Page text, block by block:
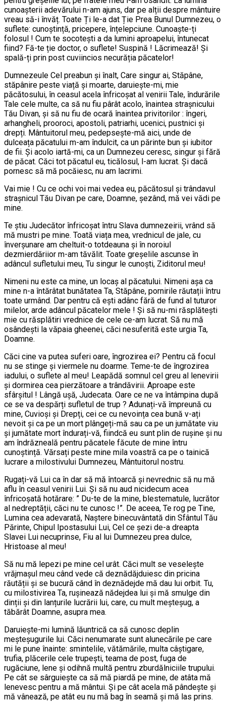
cunoașterii adevărului n-am ajuns, dar pe alții despre mântuire
vreau să-i învăț. Toate Ți le-a dat Ție Prea Bunul Dumnezeu, o
suflete: cunoștință, pricepere, înțelepciune. Cunoaște-ți
folosul ! Cum te socotești a da lumini aproapelui, întunecat
fiind? Fă-te ție doctor, o suflete! Suspină ! Lăcrimează! Și
spală-ți prin post cuviincios necurăția păcatelor!
Dumnezeule Cel preabun și înalt, Care singur ai, Stăpâne,
stăpânire peste viață și moarte, daruiește-mi, mie
păcătosului, în ceasul acela înfricoșat al venirii Tale, îndurările
Tale cele multe, ca să nu fiu pârât acolo, înaintea strașnicului
Tău Divan, și să nu fiu de ocară înaintea privitorilor : îngeri,
arhangheli, prooroci, apostoli, patriarhi, ucenici, pustnici și
drepți. Mântuitorul meu, pedepsește-mă aici, unde de
dulceața păcatului m-am îndulcit, ca un părinte bun și iubitor
de fii. Și acolo iartă-mi, ca un Dumnezeu ceresc, singur și fără
de păcat. Căci tot păcatul eu, ticălosul, l-am lucrat. Și dacă
pornesc să mă pocăiesc, nu am lacrimi.
Vai mie ! Cu ce ochi voi mai vedea eu, păcătosul și trândavul
strașnicul Tău Divan pe care, Doamne, șezând, mă vei vădi pe
mine.
Te știu Judecător înfricoșat întru Slava dumnezeirii, vrând să
mă mustri pe mine. Toată viața mea, vrednicul de jale, cu
înverșunare am cheltuit-o totdeauna și în noroiul
dezmierdăriior m-am tăvălit. Toate greșelile ascunse în
adâncul sufletului meu, Tu singur le cunoști, Ziditorul meu!
Nimeni nu este ca mine, un locaș al păcatului. Nimeni așa ca
mine n-a întărâtat bunătatea Ta, Stăpâne, pornirile răutații întru
toate urmând. Dar pentru că ești adânc fără de fund al tuturor
milelor, arde adâncul păcatelor mele ! Și să nu-mi răsplătești
mie cu răsplătiri vrednice de cele ce-am lucrat. Să nu mă
osândești la văpaia gheenei, căci nesuferită este urgia Ta,
Doamne.
Căci cine va putea suferi oare, îngrozirea ei? Pentru că focul
nu se stinge și viermele nu doarme. Teme-te de îngrozirea
iadului, o suflete al meu! Leapădă somnul cel greu al lenevirii
și dormirea cea pierzătoare a trândăvirii. Aproape este
sfârșitul ! Lângă ușă, Judecata. Oare ce ne va întâmpina după
ce se va despărți sufletul de trup ? Adunați-vă împreună cu
mine, Cuvioși și Drepți, cei ce cu nevoința cea bună v-ați
nevoit și ca pe un mort plângeți-mă sau ca pe un jumătate viu
și jumătate mort îndurați-vă, fiindcă eu sunt plin de rușine și nu
am îndrăzneală pentru păcatele făcute de mine întru
cunoștință. Vărsați peste mine mila voastră ca pe o tainică
lucrare a milostivului Dumnezeu, Mântuitorul nostru.
Rugați-vă Lui ca în dar să mă întoarcă și nevrednic să nu mă
aflu în ceasul venirii Lui. Și să nu aud nicidecum acea
înfricoșată hotărare: ” Du-te de la mine, blestematule, lucrător
al nedreptății, căci nu te cunosc !”. De aceea, Te rog pe Tine,
Lumina cea adevarată, Naștere binecuvântată din Sfântul Tău
Părinte, Chipul Ipostasului Lui, Cel ce șezi de-a dreapta
Slavei Lui necuprinse, Fiu al lui Dumnezeu prea dulce,
Hristoase al meu!
Să nu mă lepezi pe mine cel urât. Căci mult se veselește
vrăjmașul meu când vede că deznădăjduiesc din pricina
răutății și se bucură când în deznădejde mă dau lui orbit. Tu,
cu milostivirea Ta, rușinează nădejdea lui și mă smulge din
dinții și din lanțurile lucrării lui, care, cu mult meșteșug, a
tăbărât Doamne, asupra mea.
Daruiește-mi lumină lăuntrică ca să cunosc deplin
meșteșugurile lui. Căci nenumarate sunt alunecările pe care
mi le pune înainte: smintelile, vătămările, multa câștigare,
trufia, plăcerile cele trupești, teama de post, fuga de
rugăciune, lene și odihnă multă pentru zburdălniciile trupului.
Pe cât se sârguiește ca să mă piardă pe mine, de atâta mă
lenevesc pentru a mă mântui. Și pe cât acela mă pândește și
mă vânează, pe atât eu nu mă bag în seamă și mă las prins.